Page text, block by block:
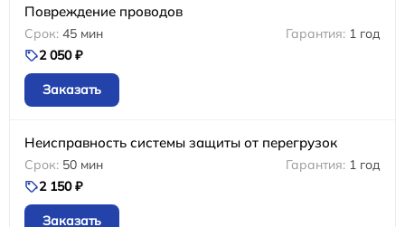
Повреждение проводов
45 мин
1 год
2 050 ₽
Заказать
Неисправность системы защиты от перегрузок
50 мин
1 год
2 150 ₽
Заказать